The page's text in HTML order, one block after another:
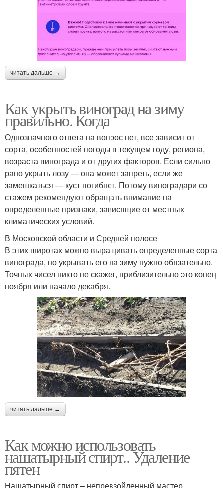
читать дальше →
Как укрыть виноград на зиму
правильно. Когда
Однозначного ответа на вопрос нет, все зависит от
сорта, особенностей погоды в текущем году, региона,
возраста винограда и от других факторов. Если сильно
рано укрыть лозу — она может запреть, если же
замешкаться — куст погибнет. Потому виноградари со
стажем рекомендуют обращать внимание на
определенные признаки, зависящие от местных
климатических условий.
В Московской области и Средней полосе
В этих широтах можно выращивать определенные сорта
винограда, но укрывать его на зиму нужно обязательно.
Точных чисел никто не скажет, приблизительно это конец
ноября или начало декабря.
читать дальше →
Как можно использовать
нашатырный спирт.. Удаление
пятен
Нашатырный спирт – непревзойденный мастер